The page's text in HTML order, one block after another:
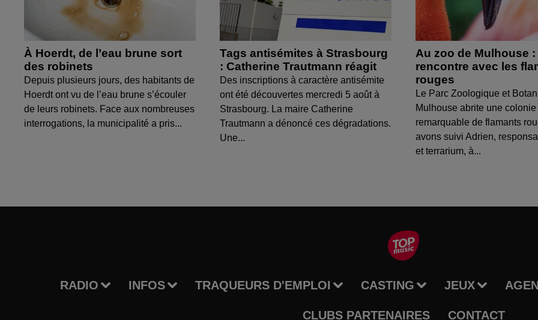
À Hoerdt, de l’eau brune sort
des robinets
Depuis plusieurs jours, des habitants de
Hoerdt ont vu de l’eau brune s’écouler
de leurs robinets. Face aux nombreuses
interrogations, la municipalité a pris...
Tags antisémites à Strasbourg
: Catherine Trautmann réagit
Des inscriptions à caractère antisémite
ont été découvertes mercredi 5 août à
Strasbourg. La maire Catherine
Trautmann a dénoncé ces dégradations.
Une...
Au zoo de Mulhouse :
rencontre avec les
rouges
Le Parc Zoologique et
Mulhouse abrite une colonie
remarquable de flamants
avons suivi Adrien,
et terrarium, à...
RADIO INFOS TRAQUEURS D'EMPLOI CASTING JEUX
CLUBS PARTENAIRES CONTACT